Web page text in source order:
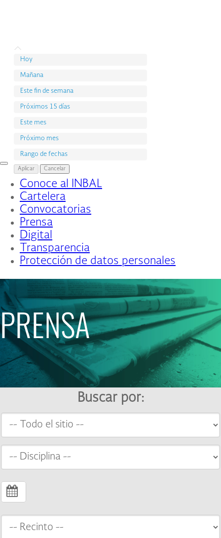
Interruptor
de
Navegación
Conoce al INBAL
Cartelera
Convocatorias
Prensa
Digital
Transparencia
Protección de datos personales
PRENSA
Buscar por:
Hoy
Mañana
Este fin de semana
Próximos 15 días
Este mes
Próximo mes
Rango de fechas
Aplicar Cancelar